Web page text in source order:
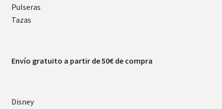
Pulseras
Tazas
Envío gratuito a partir de 50€ de compra
Disney